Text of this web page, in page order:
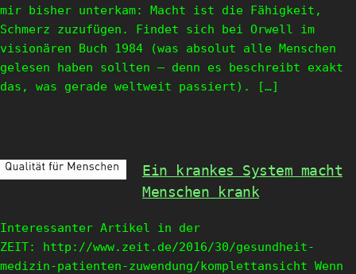
mir bisher unterkam: Macht ist die Fähigkeit,
Schmerz zuzufügen. Findet sich bei Orwell im
visionären Buch 1984 (was absolut alle Menschen
gelesen haben sollten – denn es beschreibt exakt
das, was gerade weltweit passiert). […]
Ein krankes System macht
Menschen krank
Interessanter Artikel in der
ZEIT: http://www.zeit.de/2016/30/gesundheit-
medizin-patienten-zuwendung/komplettansicht Wenn